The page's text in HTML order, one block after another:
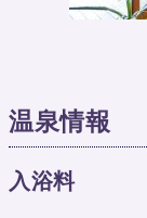
温泉情報
入浴料